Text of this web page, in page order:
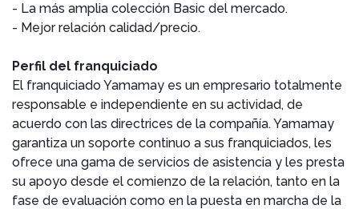
- La más amplia colección Basic del mercado.
- Mejor relación calidad/precio.
Perfil del franquiciado
El franquiciado Yamamay es un empresario totalmente
responsable e independiente en su actividad, de
acuerdo con las directrices de la compañía. Yamamay
garantiza un soporte continuo a sus franquiciados, les
ofrece una gama de servicios de asistencia y les presta
su apoyo desde el comienzo de la relación, tanto en la
fase de evaluación como en la puesta en marcha de la